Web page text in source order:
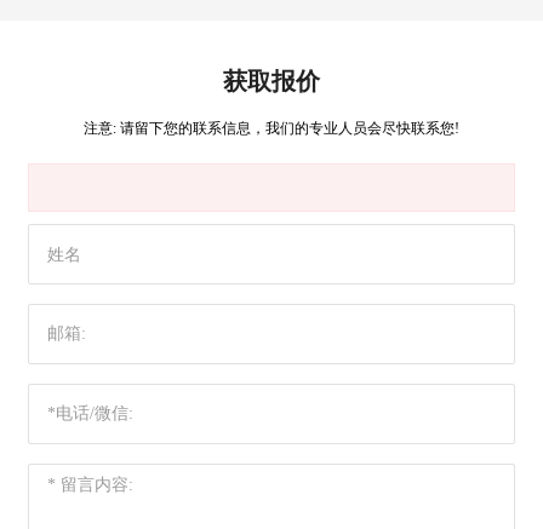
获取报价
注意: 请留下您的联系信息，我们的专业人员会尽快联系您!